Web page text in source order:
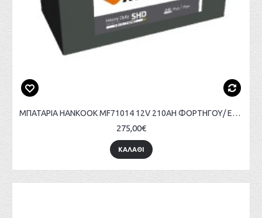
ΜΠΑΤΑΡΙΑ HANKOOK MF71014 12V 210AH ΦΟΡΤΗΓΟΥ/ ΕΠΑΓΓΕΛΜΑΤΙΚΩΝ ΟΧΗΜΑΤΩΝ
275,00€
ΚΑΛΑΘΙ